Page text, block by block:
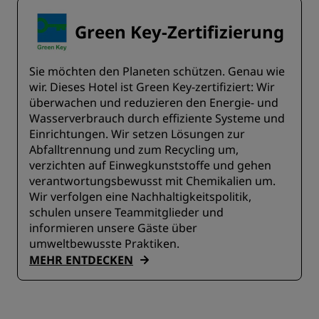
Green Key-Zertifizierung
Sie möchten den Planeten schützen. Genau wie
wir. Dieses Hotel ist Green Key-zertifiziert: Wir
überwachen und reduzieren den Energie- und
Wasserverbrauch durch effiziente Systeme und
Einrichtungen. Wir setzen Lösungen zur
Abfalltrennung und zum Recycling um,
verzichten auf Einwegkunststoffe und gehen
verantwortungsbewusst mit Chemikalien um.
Wir verfolgen eine Nachhaltigkeitspolitik,
schulen unsere Teammitglieder und
informieren unsere Gäste über
umweltbewusste Praktiken.
MEHR ENTDECKEN